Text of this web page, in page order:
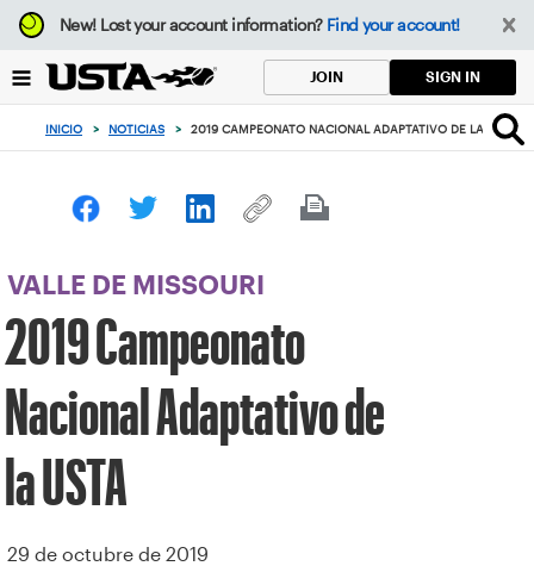
Enfoque
desde
botón
volver
principio
New!Lost your account information? Find your account!
JOIN SIGN IN
INICIO > NOTICIAS > 2019 CAMPEONATO NACIONAL ADAPTATIVO DE LA USTA
VALLE DE MISSOURI
2019 Campeonato
Nacional Adaptativo de
la USTA
29 de octubre de 2019